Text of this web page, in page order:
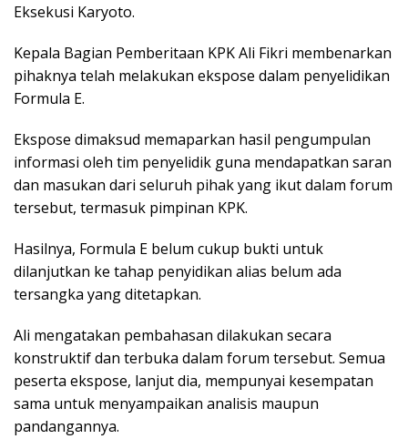
Eksekusi Karyoto.
Kepala Bagian Pemberitaan KPK Ali Fikri membenarkan
pihaknya telah melakukan ekspose dalam penyelidikan
Formula E.
Ekspose dimaksud memaparkan hasil pengumpulan
informasi oleh tim penyelidik guna mendapatkan saran
dan masukan dari seluruh pihak yang ikut dalam forum
tersebut, termasuk pimpinan KPK.
Hasilnya, Formula E belum cukup bukti untuk
dilanjutkan ke tahap penyidikan alias belum ada
tersangka yang ditetapkan.
Ali mengatakan pembahasan dilakukan secara
konstruktif dan terbuka dalam forum tersebut. Semua
peserta ekspose, lanjut dia, mempunyai kesempatan
sama untuk menyampaikan analisis maupun
pandangannya.